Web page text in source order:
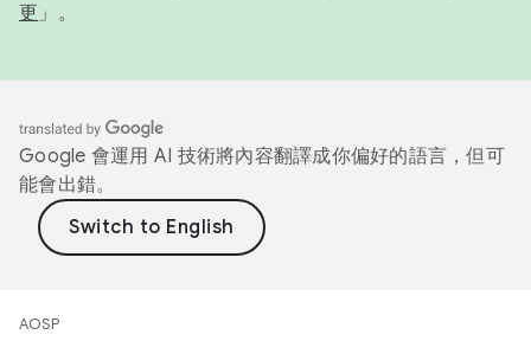
更 」。
Google 會運用 AI 技術將內容翻譯成你偏好的語言，但可
能會出錯。
AOSP